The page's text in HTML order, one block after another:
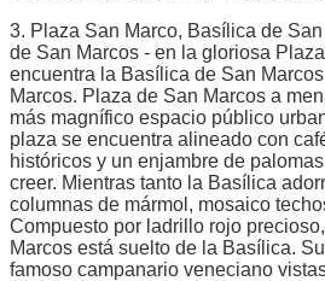
3. Plaza San Marco, Basílica de
de San Marcos - en la gloriosa
encuentra la Basílica de San
Marcos. Plaza de San Marcos a
más magnífico espacio público
plaza se encuentra alineado con
históricos y un enjambre de
creer. Mientras tanto la Basílica
columnas de mármol, mosaico
Compuesto por ladrillo rojo
Marcos está suelto de la Basílica.
famoso campanario veneciano